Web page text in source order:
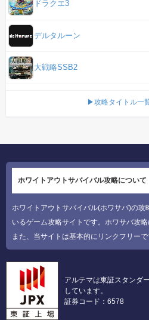
ドラクエ3
デルタルーン
大戦略SSB2
▶攻略タイトル一
ホワイトアウトサバイバル攻略について
ホワイトアウトサバイバル(ホワサバ)の攻
いるゲーム攻略サイトです。ホワサバ攻
また、当サイトは基本的にリンクフリーで
アルテマは東証スタンダ
しています。
証券コード：6578